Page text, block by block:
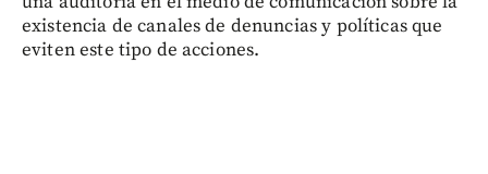
existencia de canales de denuncias y políticas que
eviten este tipo de acciones.